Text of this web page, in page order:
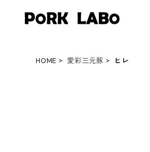
HOME 愛彩三元豚 ヒレ